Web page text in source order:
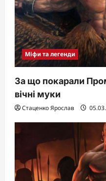
Міфи та легенди
За що покарали
вічні муки
Стаценко Ярослав